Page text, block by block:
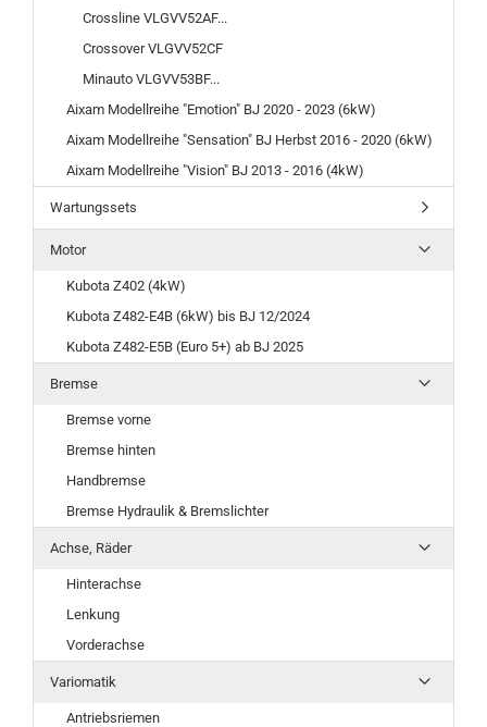
Crossline VLGVV52AF...
Crossover VLGVV52CF
Minauto VLGVV53BF...
Aixam Modellreihe "Emotion" BJ 2020 - 2023 (6kW)
Aixam Modellreihe "Sensation" BJ Herbst 2016 - 2020 (6kW)
Aixam Modellreihe "Vision" BJ 2013 - 2016 (4kW)
Wartungssets
Motor
Kubota Z402 (4kW)
Kubota Z482-E4B (6kW) bis BJ 12/2024
Kubota Z482-E5B (Euro 5+) ab BJ 2025
Bremse
Bremse vorne
Bremse hinten
Handbremse
Bremse Hydraulik & Bremslichter
Achse, Räder
Hinterachse
Lenkung
Vorderachse
Variomatik
Antriebsriemen